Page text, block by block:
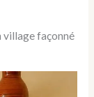
village façonné